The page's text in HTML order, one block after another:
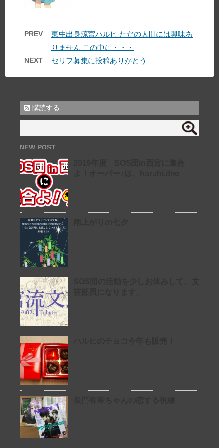
PREV
東中出身涼宮ハルヒ ただの人間には興味あ
りません この中に・・・
NEXT セリフ募集に投稿ありがとう
購読する
NEW POST